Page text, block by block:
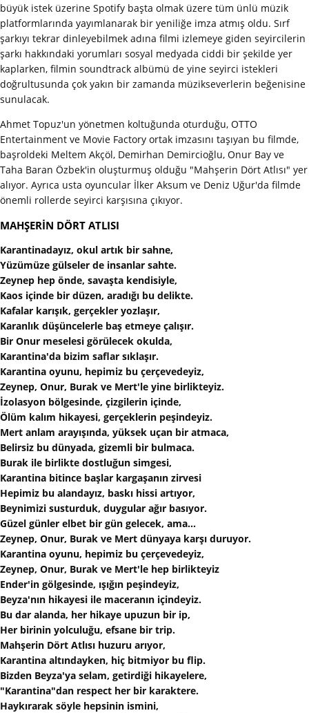
büyük istek üzerine Spotify başta olmak üzere tüm ünlü müzik
platformlarında yayımlanarak bir yeniliğe imza atmış oldu. Sırf
şarkıyı tekrar dinleyebilmek adına filmi izlemeye giden seyircilerin
şarkı hakkındaki yorumları sosyal medyada ciddi bir şekilde yer
kaplarken, filmin soundtrack albümü de yine seyirci istekleri
doğrultusunda çok yakın bir zamanda müzikseverlerin beğenisine
sunulacak.
Ahmet Topuz'un yönetmen koltuğunda oturduğu, OTTO
Entertainment ve Movie Factory ortak imzasını taşıyan bu filmde,
başroldeki Meltem Akçöl, Demirhan Demircioğlu, Onur Bay ve
Taha Baran Özbek'in oluşturmuş olduğu "Mahşerin Dört Atlısı" yer
alıyor. Ayrıca usta oyuncular İlker Aksum ve Deniz Uğur'da filmde
önemli rollerde seyirci karşısına çıkıyor.
MAHŞERİN DÖRT ATLISI
Karantinadayız, okul artık bir sahne,
Yüzümüze gülseler de insanlar sahte.
Zeynep hep önde, savaşta kendisiyle,
Kaos içinde bir düzen, aradığı bu delikte.
Kafalar karışık, gerçekler yozlaşır,
Karanlık düşüncelerle baş etmeye çalışır.
Bir Onur meselesi görülecek okulda,
Karantina'da bizim saflar sıklaşır.
Karantina oyunu, hepimiz bu çerçevedeyiz,
Zeynep, Onur, Burak ve Mert'le yine birlikteyiz.
İzolasyon bölgesinde, çizgilerin içinde,
Ölüm kalım hikayesi, gerçeklerin peşindeyiz.
Mert anlam arayışında, yüksek uçan bir atmaca,
Belirsiz bu dünyada, gizemli bir bulmaca.
Burak ile birlikte dostluğun simgesi,
Karantina bitince başlar kargaşanın zirvesi
Hepimiz bu alandayız, baskı hissi artıyor,
Beynimizi susturduk, duygular ağır basıyor.
Güzel günler elbet bir gün gelecek, ama...
Zeynep, Onur, Burak ve Mert dünyaya karşı duruyor.
Karantina oyunu, hepimiz bu çerçevedeyiz,
Zeynep, Onur, Burak ve Mert'le hep birlikteyiz
Ender'in gölgesinde, ışığın peşindeyiz,
Beyza'nın hikayesi ile maceranın içindeyiz.
Bu dar alanda, her hikaye upuzun bir ip,
Her birinin yolculuğu, efsane bir trip.
Mahşerin Dört Atlısı huzuru arıyor,
Karantina altındayken, hiç bitmiyor bu flip.
Bizden Beyza'ya selam, getirdiği hikayelere,
"Karantina"dan respect her bir karaktere.
Haykırarak söyle hepsinin ismini,